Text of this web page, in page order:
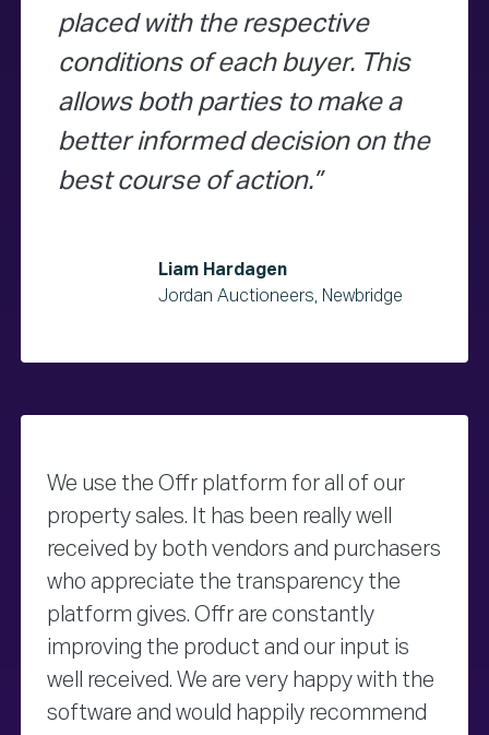
placed with the respective
conditions of each buyer. This
allows both parties to make a
better informed decision on the
best course of action.
Liam Hardagen
Jordan Auctioneers, Newbridge
We use the Offr platform for all of our
property sales. It has been really well
received by both vendors and purchasers
who appreciate the transparency the
platform gives. Offr are constantly
improving the product and our input is
well received. We are very happy with the
software and would happily recommend